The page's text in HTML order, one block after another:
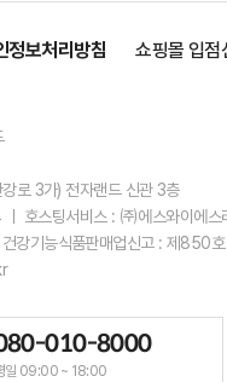
정보처리방침 쇼핑몰 입점
로 3가) 전자랜드 신관 3층
호스팅서비스 : ㈜에스와이에
강기능식품판매업신고 : 제850
010-8000
일 09:00 ~ 18:00